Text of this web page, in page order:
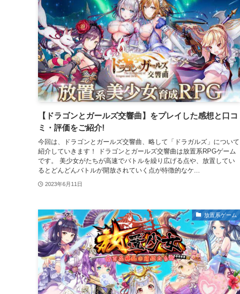
【ドラゴンとガールズ交響曲】をプレイした感想と口コ
ミ・評価をご紹介!
今回は、ドラゴンとガールズ交響曲、略して「ドラガルズ」について
紹介していきます！ ドラゴンとガールズ交響曲は放置系RPGゲーム
です。 美少女がたちが高速でバトルを繰り広げる点や、放置してい
るとどんどんバトルが開放されていく点が特徴的なケ...
2023年6月11日
放置系ゲーム